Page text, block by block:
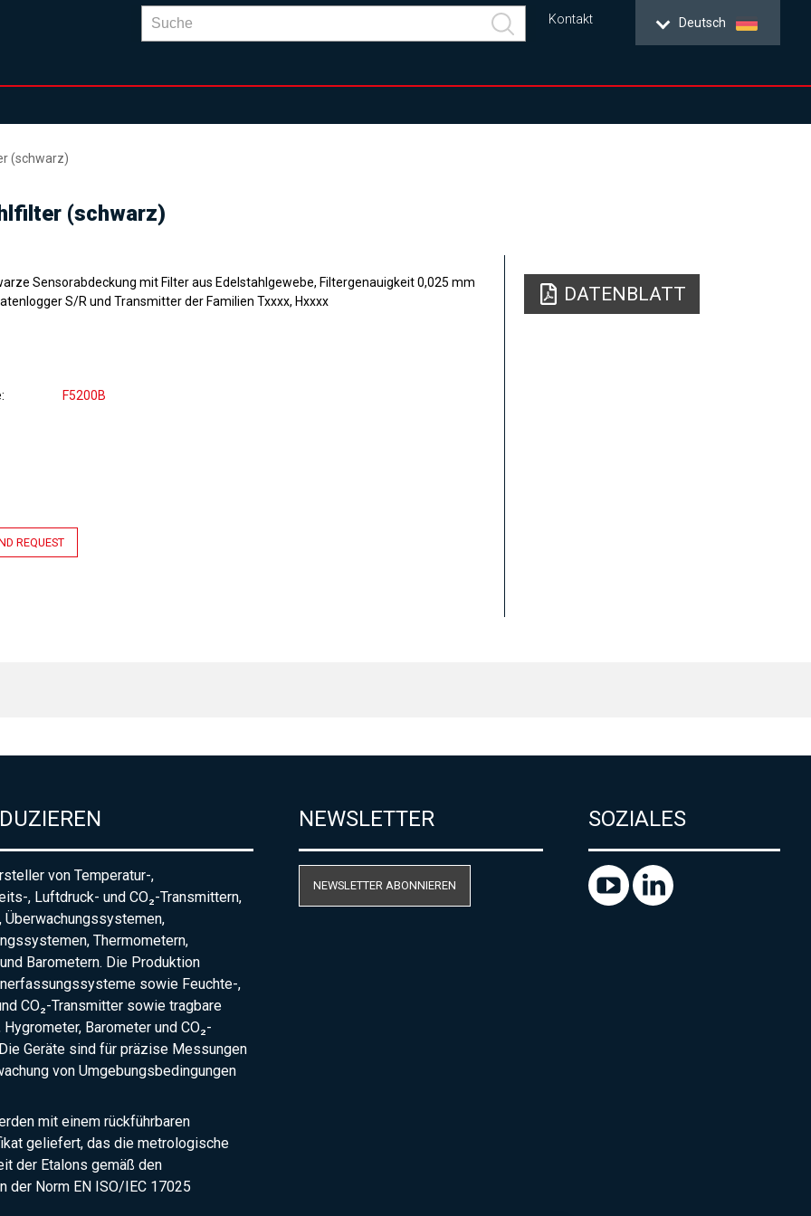
Deutsch
Kontakt
(schwarz)
(schwarz)
Sensorabdeckung mit Filter aus Edelstahlgewebe, Filtergenauigkeit 0,025 mm
S/R und Transmitter der Familien Txxxx, Hxxxx
F5200B
REQUEST
DATENBLATT
von Temperatur-,
, Luftdruck- und CO₂-Transmittern,
Überwachungssystemen,
Thermometern,
Barometern. Die Produktion
sowie Feuchte-,
CO₂-Transmitter sowie tragbare
Barometer und CO₂-
Geräte sind für präzise Messungen
von Umgebungsbedingungen
mit einem rückführbaren
geliefert, das die metrologische
der Etalons gemäß den
der Norm EN ISO/IEC 17025
NEWSLETTER
NEWSLETTER ABONNIEREN
SOZIALES